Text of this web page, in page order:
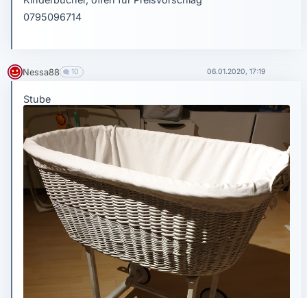
0795096714
Nessa88 10 06.01.2020, 17:19
Stube